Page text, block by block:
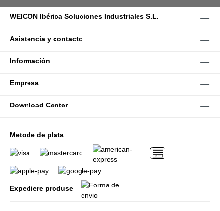
WEICON Ibérica Soluciones Industriales S.L.
Asistencia y contacto
Información
Empresa
Download Center
Metode de plata
Expediere produse